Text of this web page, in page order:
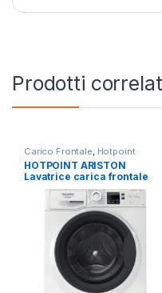
Prodotti
Carico Frontale Hotpoint
Ariston, Lavatrici ,Libera
Installazione
HOTPOINT ARISTON
Lavatrice carica frontale
NF97WK IT 9 KG 1400 GIRI